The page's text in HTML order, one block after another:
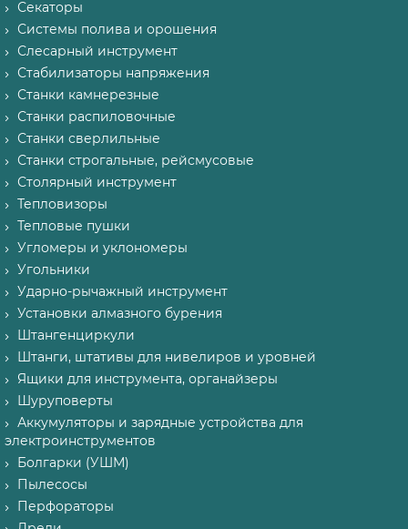
Секаторы
Системы полива и орошения
Слесарный инструмент
Стабилизаторы напряжения
Станки камнерезные
Станки распиловочные
Станки сверлильные
Станки строгальные, рейсмусовые
Столярный инструмент
Тепловизоры
Тепловые пушки
Угломеры и уклономеры
Угольники
Ударно-рычажный инструмент
Установки алмазного бурения
Штангенциркули
Штанги, штативы для нивелиров и уровней
Ящики для инструмента, органайзеры
Шуруповерты
Аккумуляторы и зарядные устройства для
электроинструментов
Болгарки (УШМ)
Пылесосы
Перфораторы